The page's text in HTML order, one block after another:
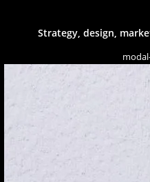
Strategy, design,